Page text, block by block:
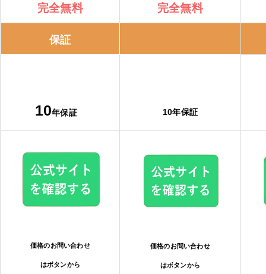
完全無料 完全無料
保証
10年保証 10年保証
価格のお問い合わせ
はボタンから
価格のお問い合わせ
はボタンから